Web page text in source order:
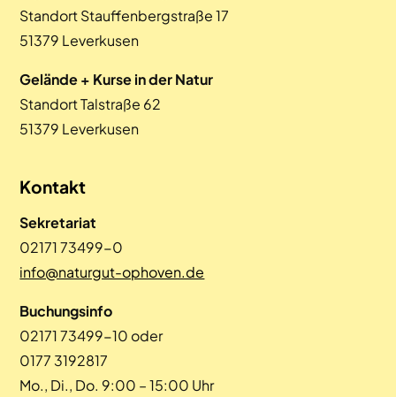
Standort Stauffenbergstraße 17
51379 Leverkusen
Gelände + Kurse in der Natur
Standort Talstraße 62
51379 Leverkusen
Kontakt
Sekretariat
02171 73499-0
info@naturgut-ophoven.de
Buchungsinfo
02171 73499-10 oder
0177 3192817
Mo., Di., Do. 9:00 – 15:00 Uhr